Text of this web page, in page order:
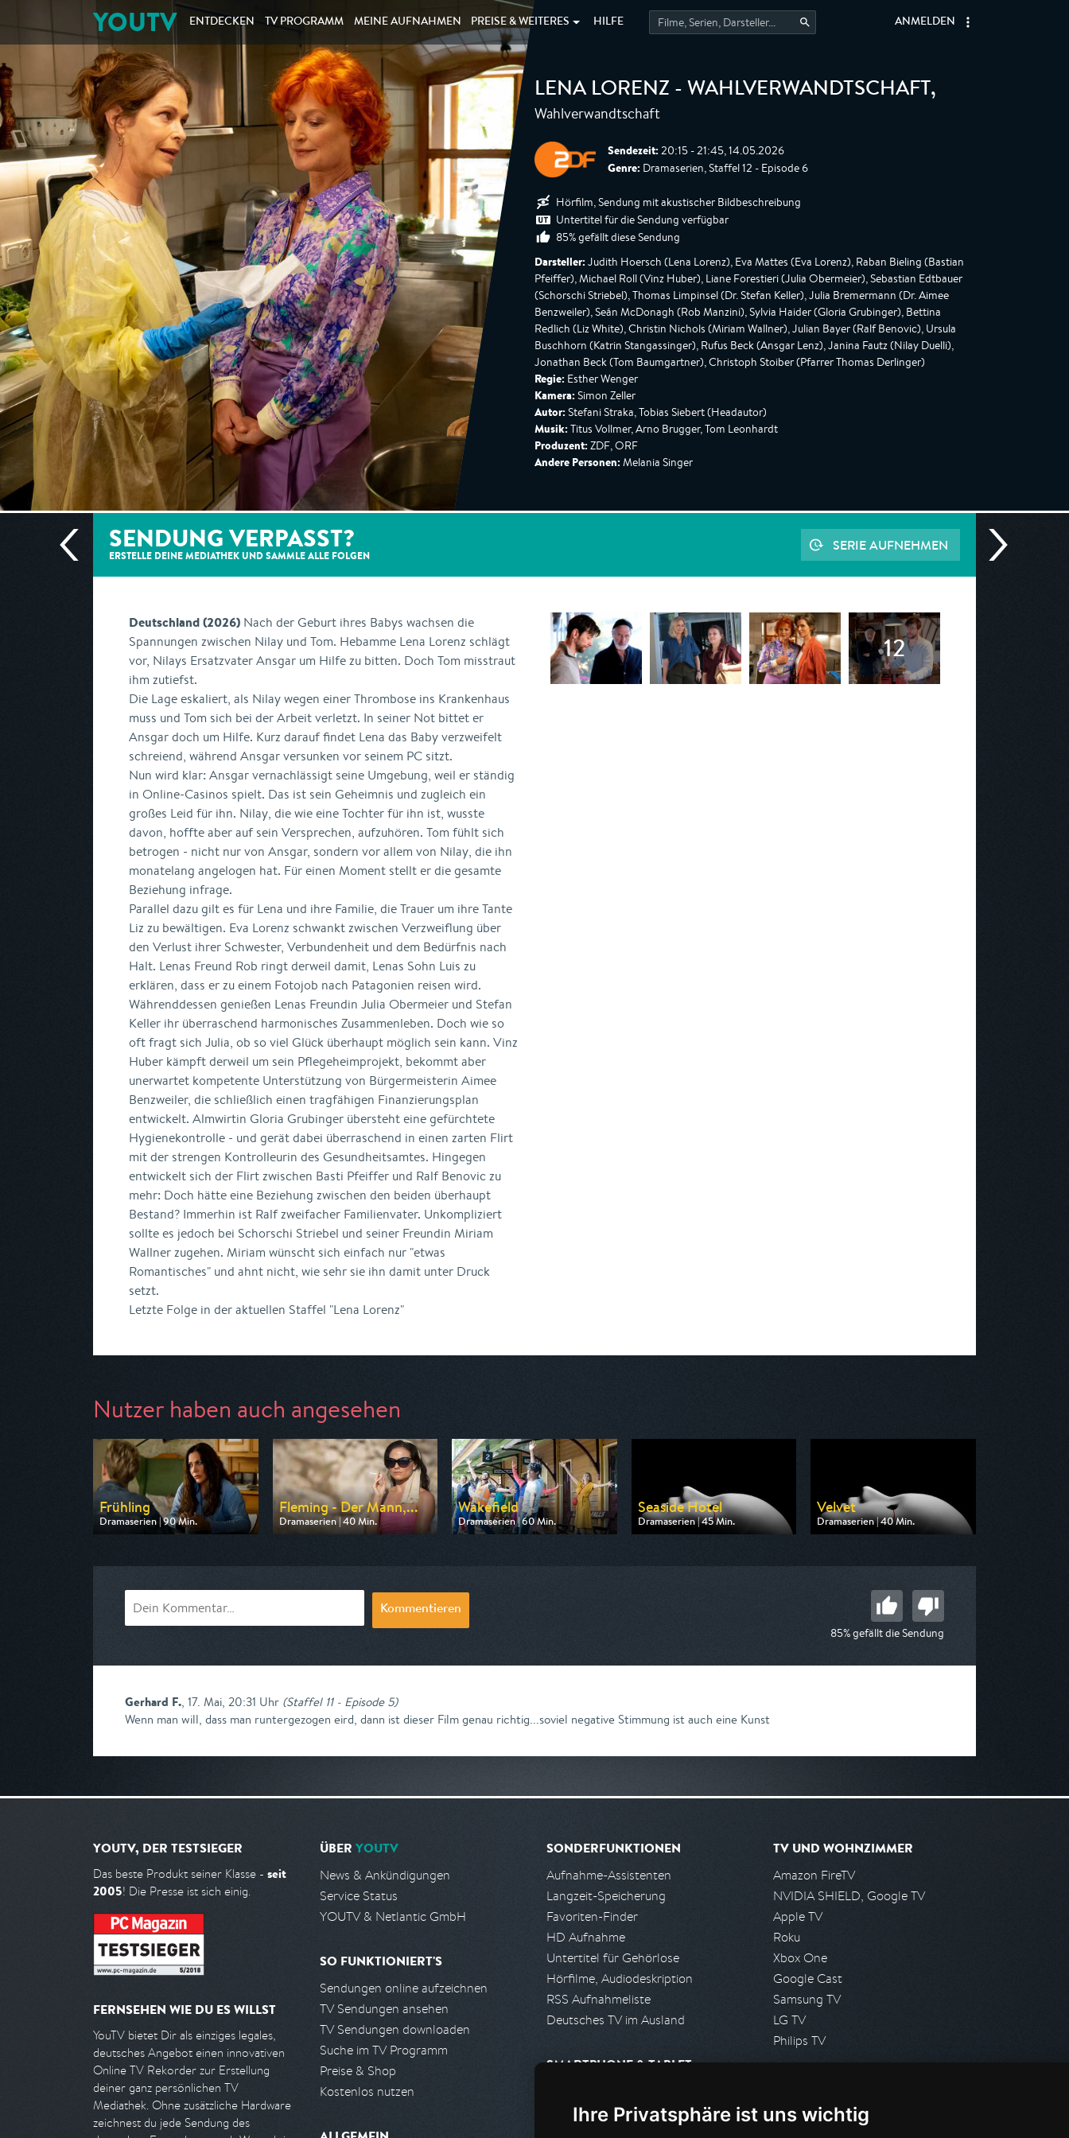
Ihre Privatsphäre ist uns wichtig
YOUTV ENTDECKEN TV PROGRAMM MEINE AUFNAHMEN PREISE & WEITERES HILFE ANMELDEN
LENA LORENZ - WAHLVERWANDTSCHAFT,
Wahlverwandtschaft
Sendezeit: 20:15 - 21:45, 14.05.2026
Genre: Dramaserien, Staffel 12 - Episode 6
Hörfilm, Sendung mit akustischer Bildbeschreibung
Untertitel für die Sendung verfügbar
85% gefällt diese Sendung
Darsteller: Judith Hoersch (Lena Lorenz), Eva Mattes (Eva Lorenz), Raban Bieling (Bastian
Pfeiffer), Michael Roll (Vinz Huber), Liane Forestieri (Julia Obermeier), Sebastian Edtbauer
(Schorschi Striebel), Thomas Limpinsel (Dr. Stefan Keller), Julia Bremermann (Dr. Aimee
Benzweiler), Seán McDonagh (Rob Manzini), Sylvia Haider (Gloria Grubinger), Bettina
Redlich (Liz White), Christin Nichols (Miriam Wallner), Julian Bayer (Ralf Benovic), Ursula
Buschhorn (Katrin Stangassinger), Rufus Beck (Ansgar Lenz), Janina Fautz (Nilay Duelli),
Jonathan Beck (Tom Baumgartner), Christoph Stoiber (Pfarrer Thomas Derlinger)
Regie: Esther Wenger
Kamera: Simon Zeller
Autor: Stefani Straka, Tobias Siebert (Headautor)
Musik: Titus Vollmer, Arno Brugger, Tom Leonhardt
Produzent: ZDF, ORF
Andere Personen: Melania Singer
SENDUNG VERPASST?
ERSTELLE DEINE MEDIATHEK UND SAMMLE ALLE FOLGEN
SERIE AUFNEHMEN
Deutschland (2026) Nach der Geburt ihres Babys wachsen die
Spannungen zwischen Nilay und Tom. Hebamme Lena Lorenz schlägt
vor, Nilays Ersatzvater Ansgar um Hilfe zu bitten. Doch Tom misstraut
ihm zutiefst.
Die Lage eskaliert, als Nilay wegen einer Thrombose ins Krankenhaus
muss und Tom sich bei der Arbeit verletzt. In seiner Not bittet er
Ansgar doch um Hilfe. Kurz darauf findet Lena das Baby verzweifelt
schreiend, während Ansgar versunken vor seinem PC sitzt.
Nun wird klar: Ansgar vernachlässigt seine Umgebung, weil er ständig
in Online-Casinos spielt. Das ist sein Geheimnis und zugleich ein
großes Leid für ihn. Nilay, die wie eine Tochter für ihn ist, wusste
davon, hoffte aber auf sein Versprechen, aufzuhören. Tom fühlt sich
betrogen - nicht nur von Ansgar, sondern vor allem von Nilay, die ihn
monatelang angelogen hat. Für einen Moment stellt er die gesamte
Beziehung infrage.
Parallel dazu gilt es für Lena und ihre Familie, die Trauer um ihre Tante
Liz zu bewältigen. Eva Lorenz schwankt zwischen Verzweiflung über
den Verlust ihrer Schwester, Verbundenheit und dem Bedürfnis nach
Halt. Lenas Freund Rob ringt derweil damit, Lenas Sohn Luis zu
erklären, dass er zu einem Fotojob nach Patagonien reisen wird.
Währenddessen genießen Lenas Freundin Julia Obermeier und Stefan
Keller ihr überraschend harmonisches Zusammenleben. Doch wie so
oft fragt sich Julia, ob so viel Glück überhaupt möglich sein kann. Vinz
Huber kämpft derweil um sein Pflegeheimprojekt, bekommt aber
unerwartet kompetente Unterstützung von Bürgermeisterin Aimee
Benzweiler, die schließlich einen tragfähigen Finanzierungsplan
entwickelt. Almwirtin Gloria Grubinger übersteht eine gefürchtete
Hygienekontrolle - und gerät dabei überraschend in einen zarten Flirt
mit der strengen Kontrolleurin des Gesundheitsamtes. Hingegen
entwickelt sich der Flirt zwischen Basti Pfeiffer und Ralf Benovic zu
mehr: Doch hätte eine Beziehung zwischen den beiden überhaupt
Bestand? Immerhin ist Ralf zweifacher Familienvater. Unkompliziert
sollte es jedoch bei Schorschi Striebel und seiner Freundin Miriam
Wallner zugehen. Miriam wünscht sich einfach nur "etwas
Romantisches" und ahnt nicht, wie sehr sie ihn damit unter Druck
setzt.
Letzte Folge in der aktuellen Staffel "Lena Lorenz"
Nutzer haben auch angesehen
Frühling
Dramaserien | 90 Min.
Ausgestrahlt von ZDF
Fleming - Der Mann,...
Dramaserien | 40 Min.
Ausgestrahlt von One
Wakefield
Dramaserien | 60 Min.
Ausgestrahlt von arte
Seaside Hotel
Dramaserien | 45 Min.
Ausgestrahlt von One
Velvet
Dramaserien | 40 Min.
Ausgestrahlt von One
Kommentieren
85% gefällt die Sendung
Gerhard F., 17. Mai, 20:31 Uhr (Staffel 11 - Episode 5)
Wenn man will, dass man runtergezogen eird, dann ist dieser Film genau richtig...soviel negative Stimmung ist auch eine Kunst
YOUTV, DER TESTSIEGER
Das beste Produkt seiner Klasse - seit
2005! Die Presse ist sich einig.
FERNSEHEN WIE DU ES WILLST
YouTV bietet Dir als einziges legales,
deutsches Angebot einen innovativen
Online TV Rekorder zur Erstellung
deiner ganz persönlichen TV
Mediathek. Ohne zusätzliche Hardware
zeichnest du jede Sendung des
ÜBER YOUTV
News & Ankündigungen
Service Status
YOUTV & Netlantic GmbH
SO FUNKTIONIERT'S
Sendungen online aufzeichnen
TV Sendungen ansehen
TV Sendungen downloaden
Suche im TV Programm
Preise & Shop
Kostenlos nutzen
SONDERFUNKTIONEN
Aufnahme-Assistenten
Langzeit-Speicherung
Favoriten-Finder
HD Aufnahme
Untertitel für Gehörlose
Hörfilme, Audiodeskription
RSS Aufnahmeliste
Deutsches TV im Ausland
SMARTPHONE & TABLET
Android App
TV UND WOHNZIMMER
Amazon FireTV
NVIDIA SHIELD, Google TV
Apple TV
Roku
Xbox One
Google Cast
Samsung TV
LG TV
Philips TV
Presseanfrage stellen